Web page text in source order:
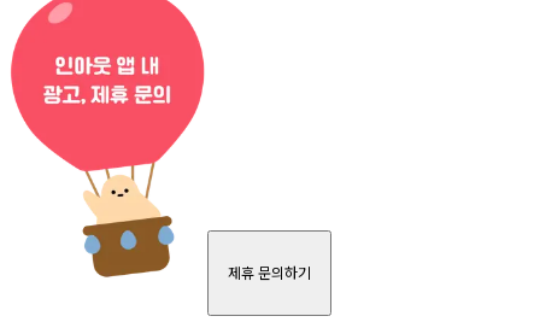
제휴 문의하기